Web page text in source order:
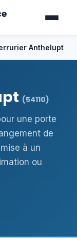
Anthelupt
(54110)
une porte
de
à un
ou